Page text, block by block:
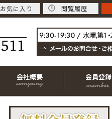
会社概要 会員登録
お気に入り 閲覧履歴